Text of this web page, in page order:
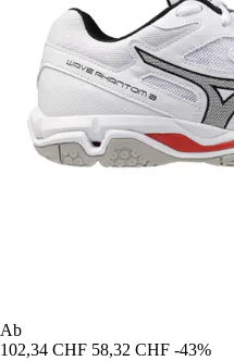
Ab
102,34 CHF 58,32 CHF -43%